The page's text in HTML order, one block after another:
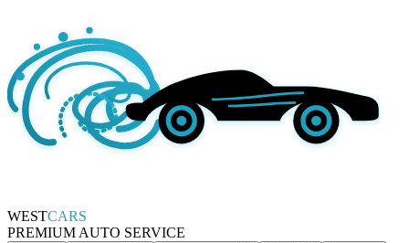
WESTCARS
PREMIUM AUTO SERVICE